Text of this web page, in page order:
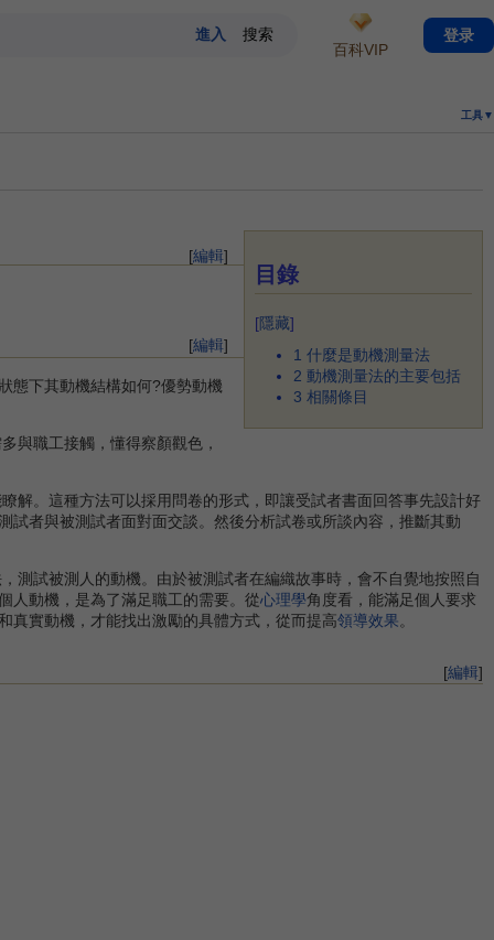
工具▼
目錄
[隱藏]
1 什麼是動機測量法
2 動機測量法的主要包括
3 相關條目
[編輯]
[編輯]
態下其動機結構如何?優勢動機
與職工接觸，懂得察顏觀色，
解。這種方法可以採用問卷的形式，即讓受試者書面回答事先設計好
者與被測試者面對面交談。然後分析試卷或所談內容，推斷其動
測試被測人的動機。由於被測試者在編織故事時，會不自覺地按照自
人動機，是為了滿足職工的需要。從心理學角度看，能滿足個人要求
真實動機，才能找出激勵的具體方式，從而提高領導效果。
[編輯]
百科VIP
登录